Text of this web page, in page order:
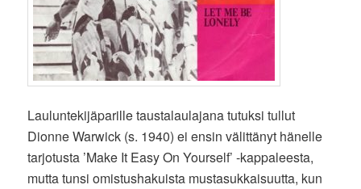
Lauluntekijäparille taustalaulajana tutuksi tullut
Dionne Warwick (s. 1940) ei ensin välittänyt hänelle
tarjotusta ’Make It Easy On Yourself’ -kappaleesta,
mutta tunsi omistushakuista mustasukkaisuutta, kun